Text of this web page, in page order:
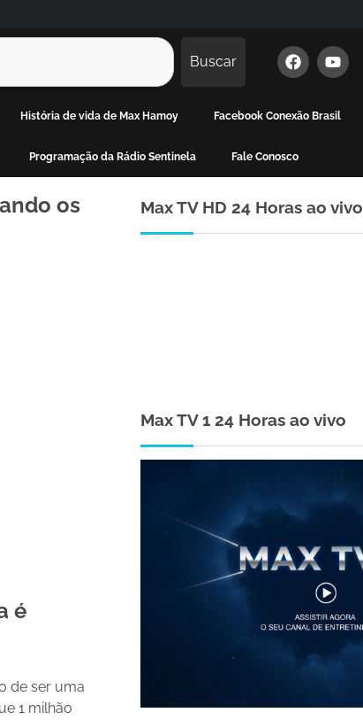
Buscar
História de vida de Max Hamoy Facebook Conexão Brasil
Programação da Rádio Sentinela Fale Conosco
os
é
de ser uma
1 milhão
Max TV HD 24 Horas ao vivo
Max TV 1 24 Horas ao vivo